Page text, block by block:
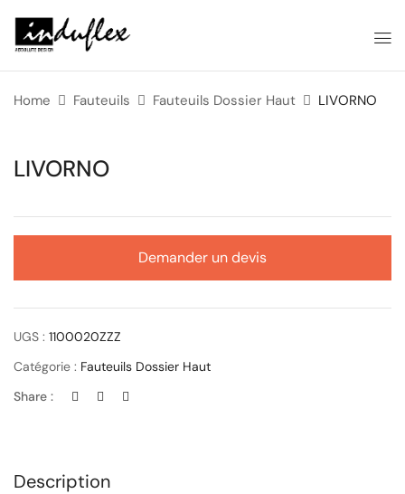
Home Fauteuils Fauteuils Dossier Haut LIVORNO
LIVORNO
Demander un devis
UGS : 1100020ZZZ
Catégorie : Fauteuils Dossier Haut
Share :
Description